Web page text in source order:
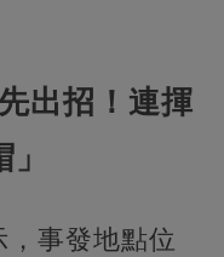
出招！連揮
事發地點位